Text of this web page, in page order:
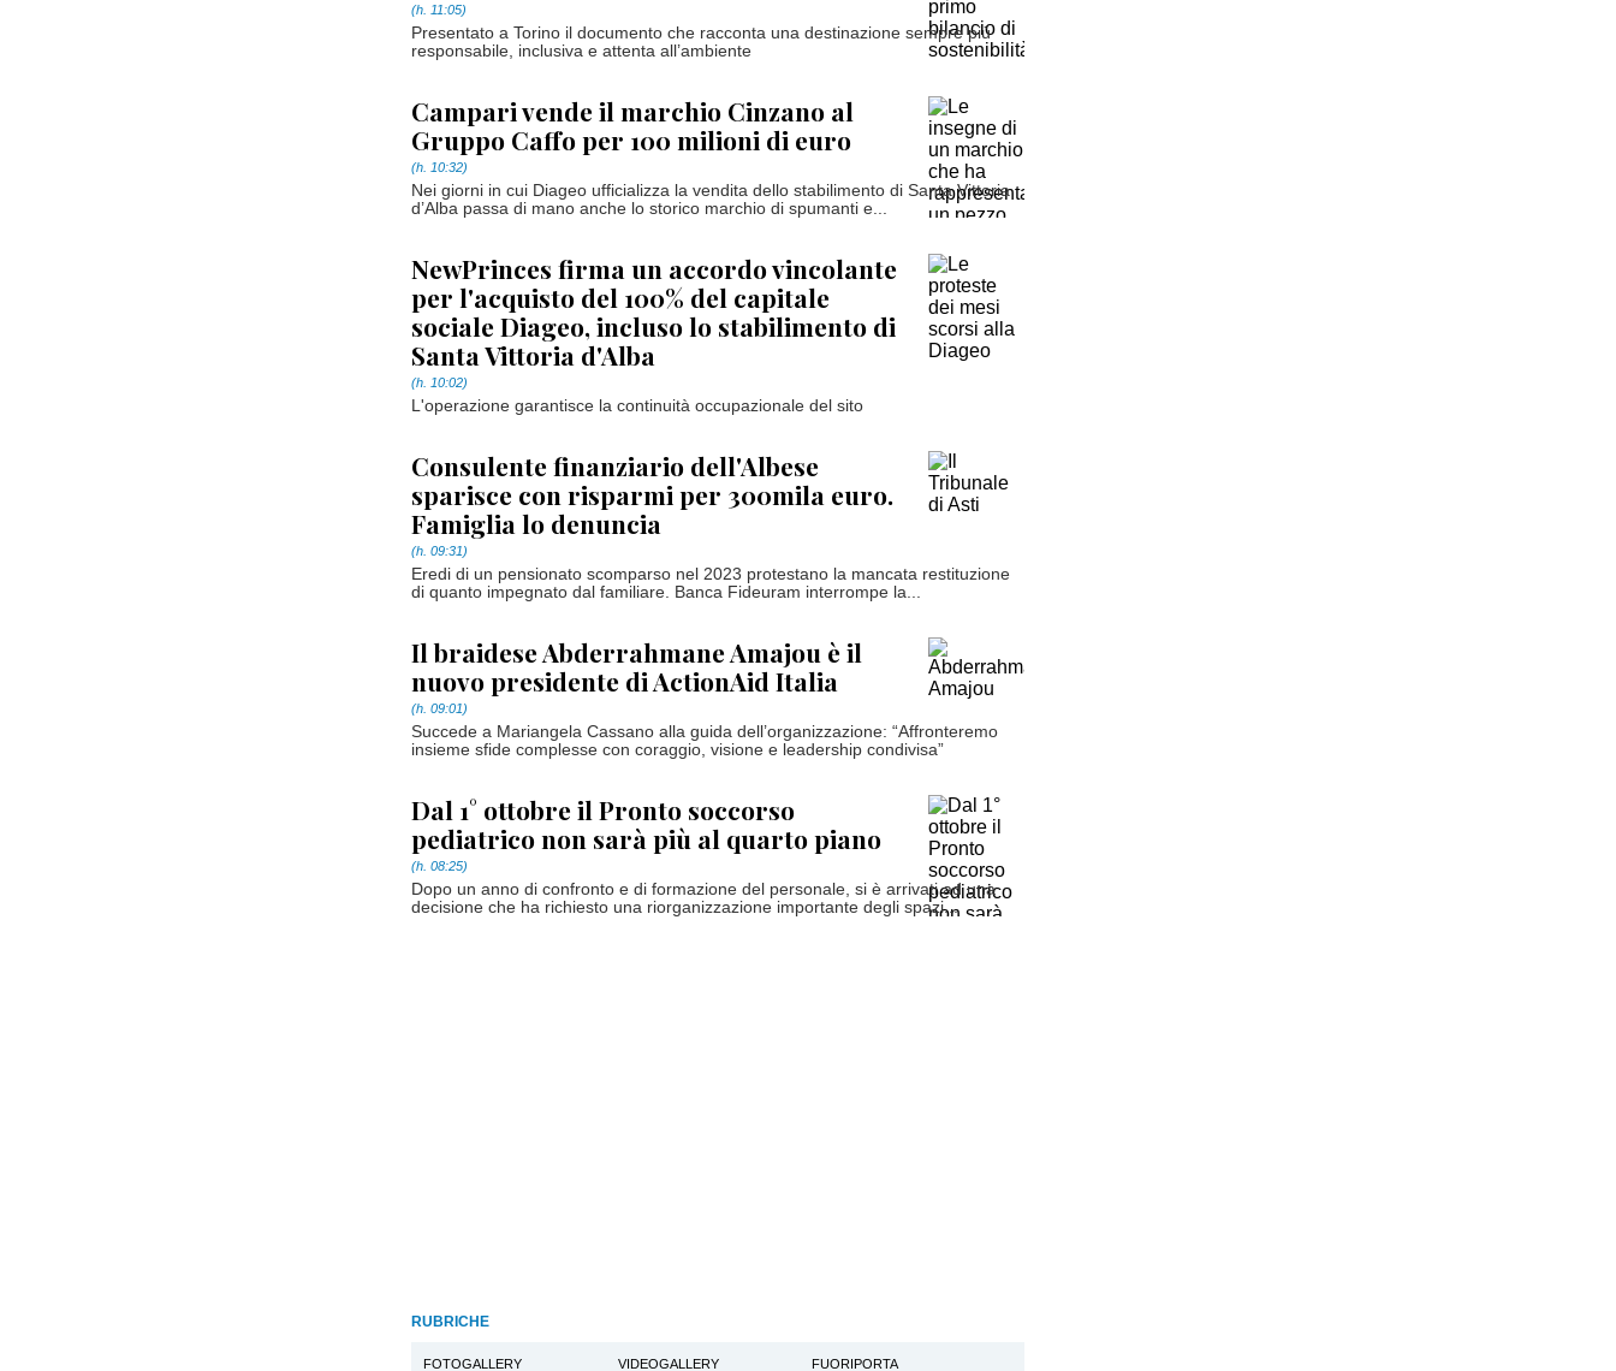
(h. 11:05)
Presentato a Torino il documento che racconta una destinazione sempre più
responsabile, inclusiva e attenta all’ambiente
Campari vende il marchio Cinzano al
Gruppo Caffo per 100 milioni di euro
(h. 10:32)
Nei giorni in cui Diageo ufficializza la vendita dello stabilimento di Santa Vittoria
d’Alba passa di mano anche lo storico marchio di spumanti e...
NewPrinces firma un accordo vincolante
per l'acquisto del 100% del capitale
sociale Diageo, incluso lo stabilimento di
Santa Vittoria d'Alba
(h. 10:02)
L'operazione garantisce la continuità occupazionale del sito
Consulente finanziario dell'Albese
sparisce con risparmi per 300mila euro.
Famiglia lo denuncia
(h. 09:31)
Eredi di un pensionato scomparso nel 2023 protestano la mancata restituzione
di quanto impegnato dal familiare. Banca Fideuram interrompe la...
Il braidese Abderrahmane Amajou è il
nuovo presidente di ActionAid Italia
(h. 09:01)
Succede a Mariangela Cassano alla guida dell’organizzazione: “Affronteremo
insieme sfide complesse con coraggio, visione e leadership condivisa”
Dal 1° ottobre il Pronto soccorso
pediatrico non sarà più al quarto piano
(h. 08:25)
Dopo un anno di confronto e di formazione del personale, si è arrivati ad una
decisione che ha richiesto una riorganizzazione importante degli spazi...
RUBRICHE
FOTOGALLERY VIDEOGALLERY FUORIPORTA